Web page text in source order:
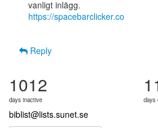
https://spacebarclicker.co
Reply
1012
days inactive days
biblist@lists.sunet.se